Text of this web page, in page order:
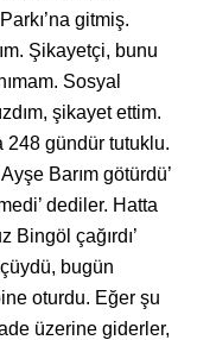
gitmiş.
Şikayetçi, bunu
Sosyal
şikayet ettim.
248 gündür tutuklu.
Ayşe Barım götürdü’
dediler. Hatta
Bingöl çağırdı’
bugün
oturdu. Eğer şu
üzerine giderler,